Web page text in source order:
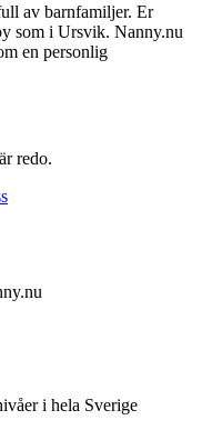
av barnfamiljer. Er
som i Ursvik. Nanny.nu
en personlig
redo.
i hela Sverige